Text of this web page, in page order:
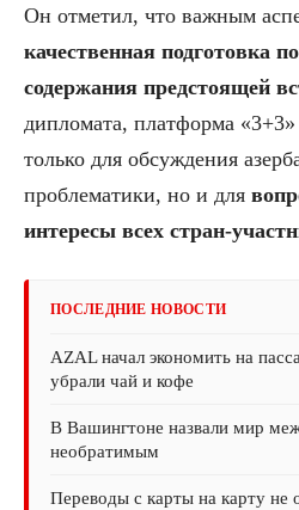
Он отметил, что важным
качественная подготовка
содержания предстоящей
дипломата, платформа «3+3»
только для обсуждения
проблематики, но и для
интересы всех стран-
ПОСЛЕДНИЕ НОВОСТИ
AZAL начал экономить на
убрали чай и кофе
В Вашингтоне назвали мир
необратимым
Переводы с карты на карту не